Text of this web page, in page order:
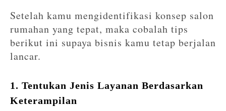
Setelah kamu mengidentifikasi konsep salon
rumahan yang tepat, maka cobalah tips
berikut ini supaya bisnis kamu tetap berjalan
lancar.
1. Tentukan Jenis Layanan Berdasarkan
Keterampilan